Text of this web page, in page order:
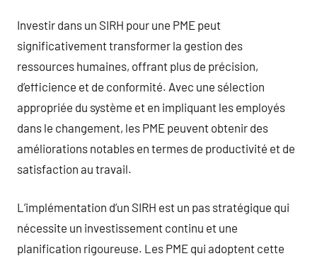
Investir dans un SIRH pour une PME peut
significativement transformer la gestion des
ressources humaines, offrant plus de précision,
d’efficience et de conformité. Avec une sélection
appropriée du système et en impliquant les employés
dans le changement, les PME peuvent obtenir des
améliorations notables en termes de productivité et de
satisfaction au travail.
L’implémentation d’un SIRH est un pas stratégique qui
nécessite un investissement continu et une
planification rigoureuse. Les PME qui adoptent cette